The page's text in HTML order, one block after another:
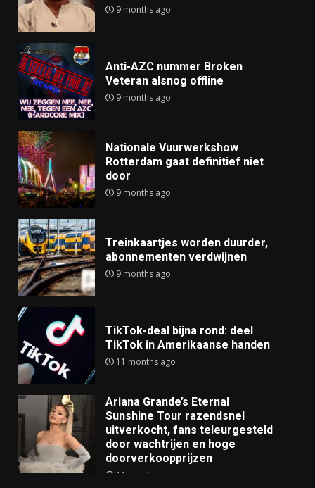
9 months ago
Anti-AZC nummer Broken
Veteran alsnog offline
9 months ago
Nationale Vuurwerkshow
Rotterdam gaat definitief niet
door
9 months ago
Treinkaartjes worden duurder,
abonnementen verdwijnen
9 months ago
TikTok-deal bijna rond: deel
TikTok in Amerikaanse handen
11 months ago
Ariana Grande’s Eternal
Sunshine Tour razendsnel
uitverkocht, fans teleurgesteld
door wachtrijen en hoge
doorverkoopprijzen
11 months ago